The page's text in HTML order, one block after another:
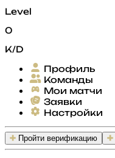
Level
0
K/D
Профиль
Команды
Мои матчи
Заявки
Настройки
Пройти верификацию